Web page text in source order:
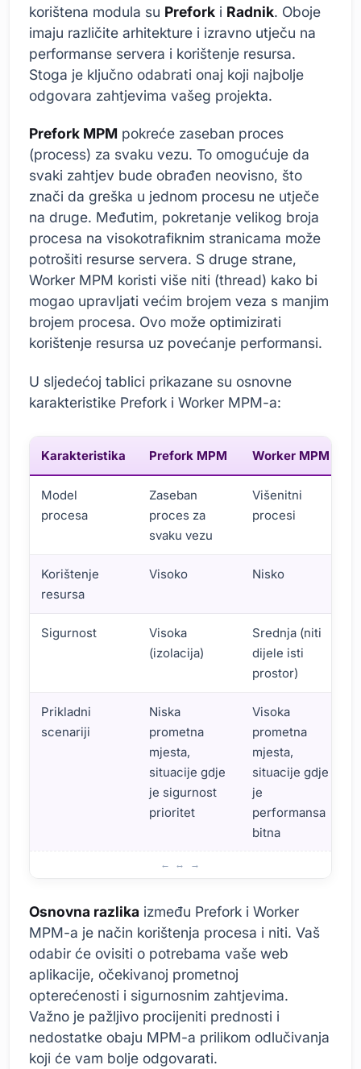
korištena modula su Prefork i Radnik. Oboje
imaju različite arhitekture i izravno utječu na
performanse servera i korištenje resursa.
Stoga je ključno odabrati onaj koji najbolje
odgovara zahtjevima vašeg projekta.
Prefork MPM pokreće zaseban proces
(process) za svaku vezu. To omogućuje da
svaki zahtjev bude obrađen neovisno, što
znači da greška u jednom procesu ne utječe
na druge. Međutim, pokretanje velikog broja
procesa na visokotrafiknim stranicama može
potrošiti resurse servera. S druge strane,
Worker MPM koristi više niti (thread) kako bi
mogao upravljati većim brojem veza s manjim
brojem procesa. Ovo može optimizirati
korištenje resursa uz povećanje performansi.
U sljedećoj tablici prikazane su osnovne
karakteristike Prefork i Worker MPM-a:
Karakteristika Prefork MPM Worker MPM
Model
procesa
Zaseban
proces za
svaku vezu
Višenitni
procesi
Korištenje
resursa
Visoko Nisko
Sigurnost
Visoka
(izolacija)
Srednja (niti
dijele isti
prostor)
Prikladni
scenariji
Niska
prometna
mjesta,
situacije gdje
je sigurnost
prioritet
Visoka
prometna
mjesta,
situacije gdje
je
performansa
bitna
Osnovna razlika između Prefork i Worker
MPM-a je način korištenja procesa i niti. Vaš
odabir će ovisiti o potrebama vaše web
aplikacije, očekivanoj prometnoj
opterećenosti i sigurnosnim zahtjevima.
Važno je pažljivo procijeniti prednosti i
nedostatke obaju MPM-a prilikom odlučivanja
koji će vam bolje odgovarati.